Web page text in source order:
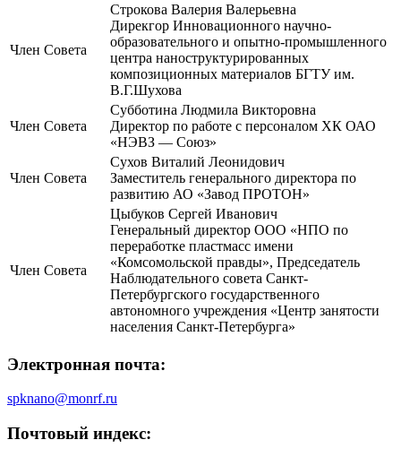
Член Совета
Строкова Валерия Валерьевна
Дирекгор Инновационного научно-
образовательного и опытно-промышленного
центра наноструктурированных
композиционных материалов БГТУ им.
В.Г.Шухова
Член Совета
Субботина Людмила Викторовна
Директор по работе с персоналом ХК ОАО
«НЭВЗ — Союз»
Член Совета
Сухов Виталий Леонидович
Заместитель генерального директора по
развитию АО «Завод ПРОТОН»
Член Совета
Цыбуков Сергей Иванович
Генеральный директор ООО «НПО по
переработке пластмасс имени
«Комсомольской правды», Председатель
Наблюдательного совета Санкт-
Петербургского государственного
автономного учреждения «Центр занятости
населения Санкт-Петербурга»
Электронная почта:
spknano@monrf.ru
Почтовый индекс: